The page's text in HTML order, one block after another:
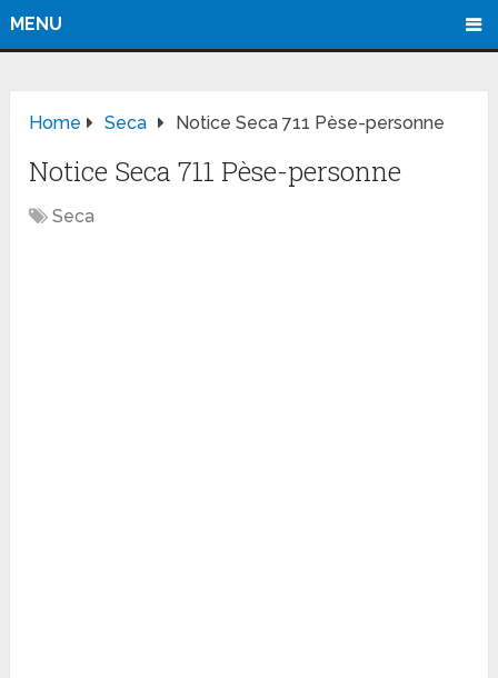
MENU
Home Seca Notice Seca 711 Pèse-personne
Notice Seca 711 Pèse-personne
Seca